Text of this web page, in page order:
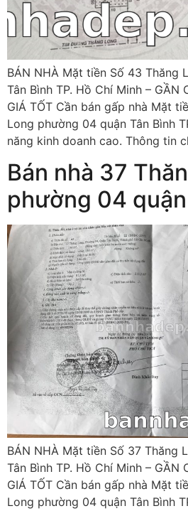
BÁN NHÀ Mặt tiền Số 43 Thăng
Tân Bình TP. Hồ Chí Minh – GẦN
GIÁ TỐT Cần bán gấp nhà Mặt
Long phường 04 quận Tân Bình
năng kinh doanh cao. Thông tin
Bán nhà 37
phường 04
BÁN NHÀ Mặt tiền Số 37 Thăng
Tân Bình TP. Hồ Chí Minh – GẦN
GIÁ TỐT Cần bán gấp nhà Mặt
Long phường 04 quận Tân Bình